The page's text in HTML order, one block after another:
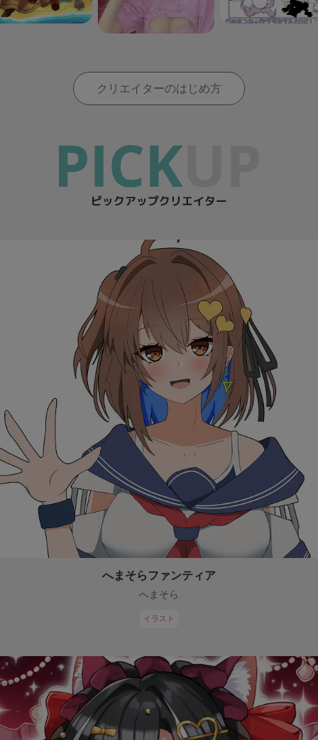
クリエイターのはじめ方
へまそらファンティア
へまそら
イラスト